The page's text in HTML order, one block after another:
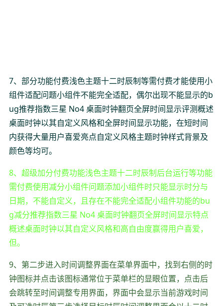
7、部分功能付费浅色主题十二时辰制等需付费才能使用小
组件适配问题小组件不能完全适配，偶尔出现不能显示的b
ug推荐指数三星 No4 桌面时钟翻页全屏时间显示评测概述
桌面时钟以其自定义风格和全屏时间显示功能，在短时间
内获得大量用户喜爱亮点自定义风格主题时钟样式背景及
颜色等均可。
8、超级加分付费功能浅色主题十二时辰制后台运行等功能
需付费使用减分小组件问题添加小组件时只能显示时分与
日期，不能自定义，且存在不能完全适配小组件功能的bu
g减分推荐指数三星 No4 桌面时钟翻页全屏时间显示特点
概述桌面时钟以其自定义风格和高自由度赢得用户喜爱，
但。
9、第二步进入时间调整界面在菜单界面中，找到右侧的时
钟图标并点击该图标通常位于菜单栏的显眼位置，点击后
会跳转至时间调整专用界面，界面中会显示当前游戏时间